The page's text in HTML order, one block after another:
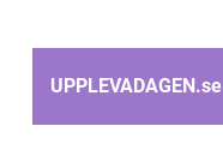
UPPLEVADAGEN.se